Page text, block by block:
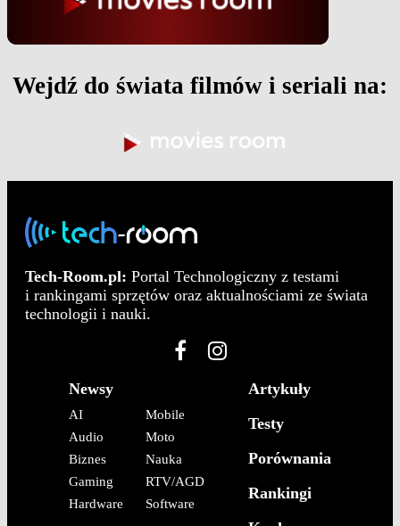
Wejdź do świata filmów i seriali na:
Tech-Room.pl: Portal Technologiczny z testami
i rankingami sprzętów oraz aktualnościami ze świata
technologii i nauki.
Newsy
AI
Audio
Biznes
Gaming
Hardware
Mobile
Moto
Nauka
RTV/AGD
Software
Artykuły
Testy
Porównania
Rankingi